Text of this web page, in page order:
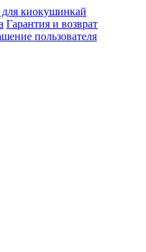
Гарантия и возврат
пользователя